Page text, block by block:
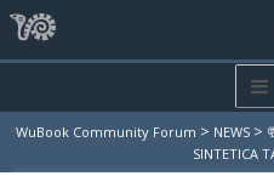
WuBook Community Forum > NEWS >
SINTETICA